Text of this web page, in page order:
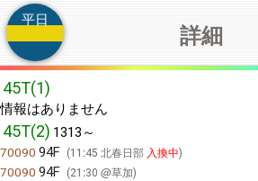
詳細
平日
45T(1)
情報はありません
45T(2) 1313～
70090 94F 11:45 北春日部 入換中
70090 94F
21:30 @草加